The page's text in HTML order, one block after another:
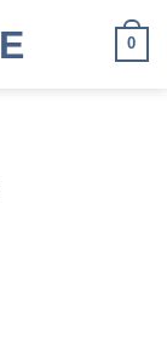
0